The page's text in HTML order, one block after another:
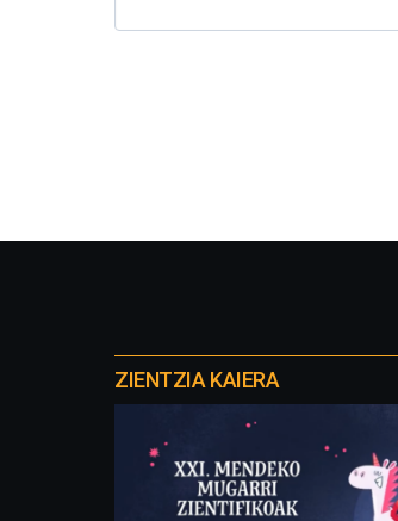
proyectos
ZIENTZIA KAIERA